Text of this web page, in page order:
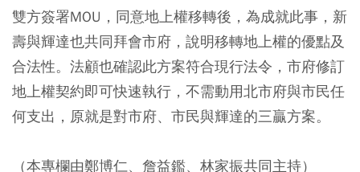
雙方簽署MOU，同意地上權移轉後，為成就此事，新
壽與輝達也共同拜會市府，說明移轉地上權的優點及
合法性。法顧也確認此方案符合現行法令，市府修訂
地上權契約即可快速執行，不需動用北市府與市民任
何支出，原就是對市府、市民與輝達的三贏方案。
（本專欄由鄭博仁、詹益鑑、林家振共同主持）